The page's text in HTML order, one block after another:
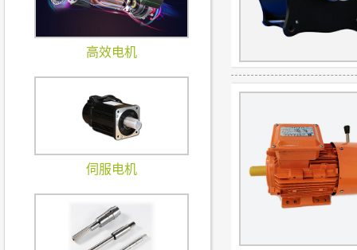
高效电机
伺服电机